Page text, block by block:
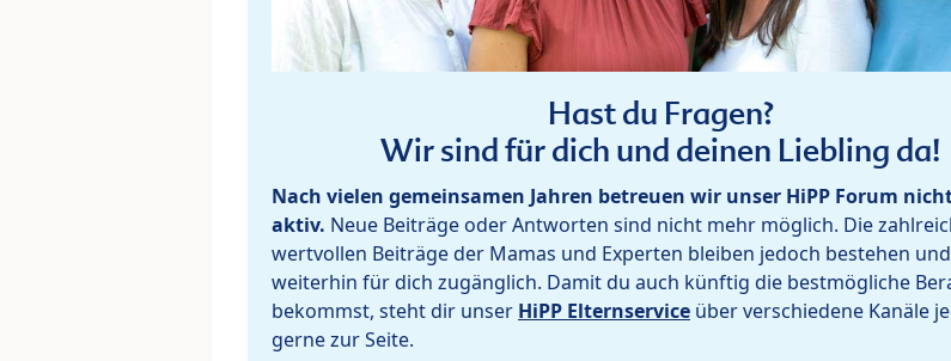
Hast du Fragen?
Wir sind für dich und deinen Liebling da!
Nach vielen gemeinsamen Jahren betreuen wir unser HiPP Forum
aktiv. Neue Beiträge oder Antworten sind nicht mehr möglich. Die
wertvollen Beiträge der Mamas und Experten bleiben jedoch bestehen
weiterhin für dich zugänglich. Damit du auch künftig die bestmögliche
bekommst, steht dir unser HiPP Elternservice über verschiedene Kanäle
gerne zur Seite.